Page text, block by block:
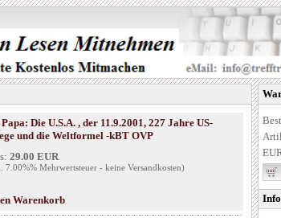
Die U.S.A. , der 11.9.2001, 227 Jahre US-
und die Weltformel -kBT OVP
29.00 EUR
7.00%% Mehrwertsteuer - keine Versandkosten)
Warenkorb